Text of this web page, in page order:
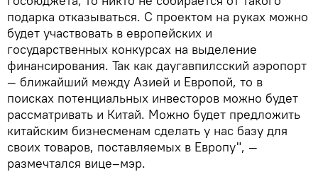
подарка отказываться. С проектом на руках можно
будет участвовать в европейских и
государственных конкурсах на выделение
финансирования. Так как даугавпилсский аэропорт
— ближайший между Азией и Европой, то в
поисках потенциальных инвесторов можно будет
рассматривать и Китай. Можно будет предложить
китайским бизнесменам сделать у нас базу для
своих товаров, поставляемых в Европу", —
размечтался вице–мэр.